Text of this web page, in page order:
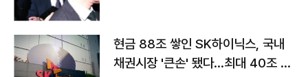
현금 88조 쌓인 SK하이닉스, 국내
채권시장 '큰손' 됐다…최대 40조 투